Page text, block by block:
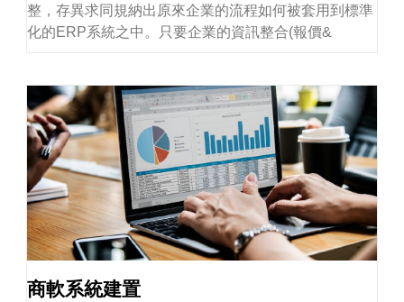
整，存異求同規納出原來企業的流程如何被套用到標準
化的ERP系統之中。只要企業的資訊整合(報價&
商軟系統建置